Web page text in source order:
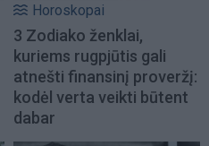
Horoskopai
3 Zodiako ženklai,
kuriems rugpjūtis gali
atnešti finansinį proveržį:
kodėl verta veikti būtent
dabar